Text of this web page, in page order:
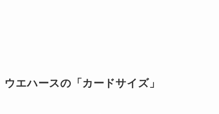
ウエハースの「カードサイズ」